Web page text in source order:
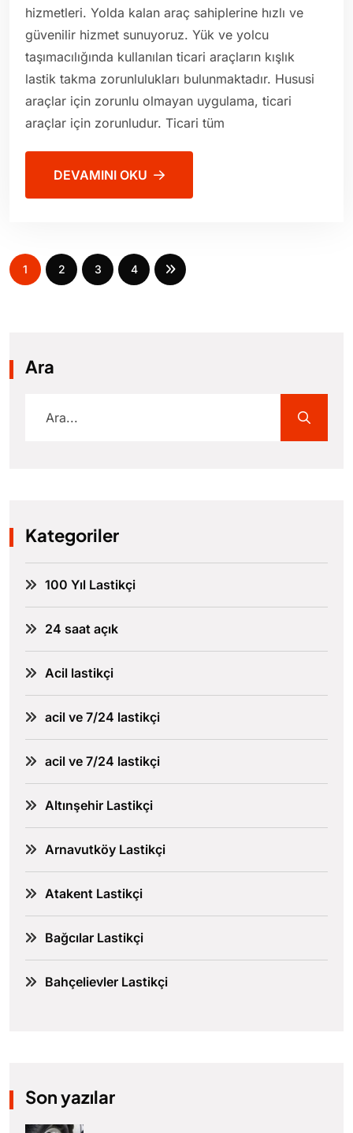
hizmetleri. Yolda kalan araç sahiplerine hızlı ve
güvenilir hizmet sunuyoruz. Yük ve yolcu
taşımacılığında kullanılan ticari araçların kışlık
lastik takma zorunlulukları bulunmaktadır. Hususi
araçlar için zorunlu olmayan uygulama, ticari
araçlar için zorunludur. Ticari tüm
DEVAMINI OKU
1 2 3 4
Ara
Kategoriler
100 Yıl Lastikçi
24 saat açık
Acil lastikçi
acil ve 7/24 lastikçi
acil ve 7/24 lastikçi
Altınşehir Lastikçi
Arnavutköy Lastikçi
Atakent Lastikçi
Bağcılar Lastikçi
Bahçelievler Lastikçi
Son yazılar